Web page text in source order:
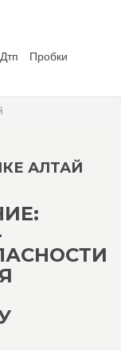
Дтп
Пробки
АЛТАЙ